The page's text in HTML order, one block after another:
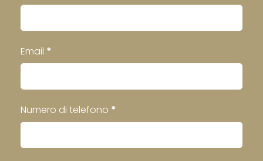
Email *
Numero di telefono *